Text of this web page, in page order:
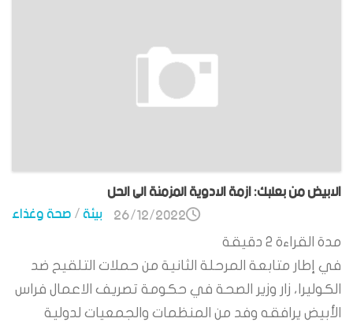
الابيض من بعلبك: ازمة الادوية المزمنة الى الحل
بيئة/صحة وغذاء 26/12/2022
مدة القراءة 2 دقيقة
في إطار متابعة المرحلة الثانية من حملات التلقيح ضد
الكوليرا، زار وزير الصحة في حكومة تصريف الاعمال فراس
الأبيض يرافقه وفد من المنظمات والجمعيات لدولية